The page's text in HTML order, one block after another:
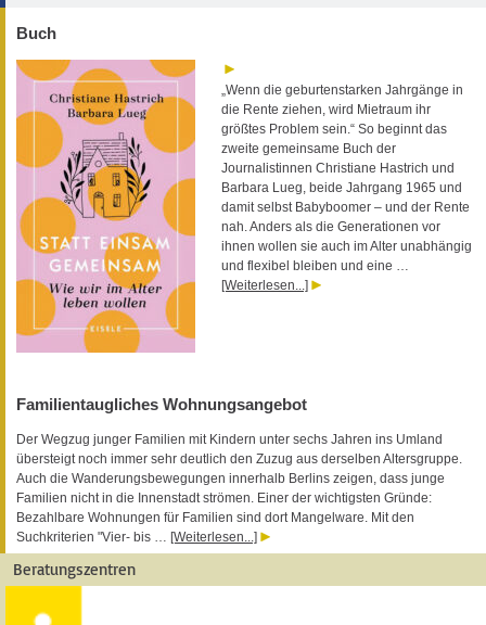
Buch
„Wenn die geburtenstarken Jahrgänge in
die Rente ziehen, wird Mietraum ihr
größtes Problem sein.“ So beginnt das
zweite gemeinsame Buch der
Journalistinnen Christiane Hastrich und
Barbara Lueg, beide Jahrgang 1965 und
damit selbst Babyboomer – und der Rente
nah. Anders als die Generationen vor
ihnen wollen sie auch im Alter unabhängig
und flexibel bleiben und eine …
[Weiterlesen...]
Familientaugliches Wohnungsangebot
Der Wegzug junger Familien mit Kindern unter sechs Jahren ins Umland
übersteigt noch immer sehr deutlich den Zuzug aus derselben Altersgruppe.
Auch die Wanderungsbewegungen innerhalb Berlins zeigen, dass junge
Familien nicht in die Innenstadt strömen. Einer der wichtigsten Gründe:
Bezahlbare Wohnungen für Familien sind dort Mangelware. Mit den
Suchkriterien "Vier- bis … [Weiterlesen...]
Beratungszentren